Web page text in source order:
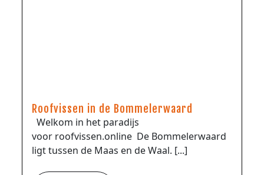
Roofvissen in de Bommelerwaard
Welkom in het paradijs
voor roofvissen.online De Bommelerwaard
ligt tussen de Maas en de Waal. [...]